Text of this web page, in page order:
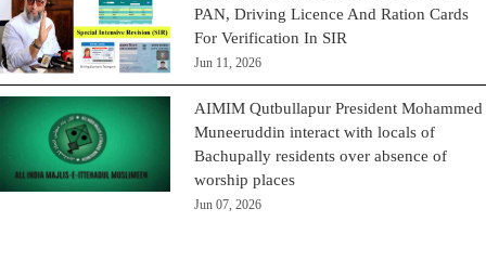
PAN, Driving Licence And Ration Cards
For Verification In SIR
Jun 11, 2026
AIMIM Qutbullapur President Mohammed
Muneeruddin interact with locals of
Bachupally residents over absence of
worship places
Jun 07, 2026